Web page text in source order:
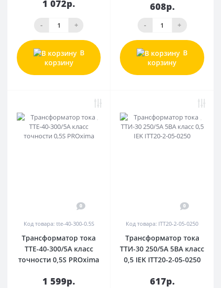
1 072р.
- +
В
корзину
608р.
- +
В
корзину
0
Код товара: tte-40-300-0.5S
Трансформатор тока
ТТЕ-40-300/5А класс
точности 0,5S PROxima
1 599р.
0
Код товара: ITT20-2-05-0250
Трансформатор тока
ТТИ-30 250/5А 5ВА класс
0,5 IEK ITT20-2-05-0250
617р.